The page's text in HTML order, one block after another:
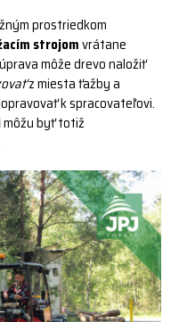
prostriedkom
strojomvrátane
môže drevo naložiť
z miesta ťažby a
k spracovateľovi.
môžu byť totiž